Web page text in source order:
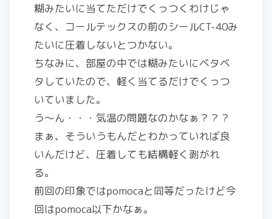
糊みたいに当てただけでくっつくわけじゃ
なく、コールテックスの前のシールCT-40み
たいに圧着しないとつかない。
ちなみに、部屋の中では糊みたいにベタベ
タしていたので、軽く当てるだけでくっつ
いていました。
う～ん・・・気温の問題なのかなぁ？？？
まぁ、そういうもんだとわかっていれば良
いんだけど、圧着しても結構軽く剥がれ
る。
前回の印象ではpomocaと同等だったけど今
回はpomoca以下かなぁ。